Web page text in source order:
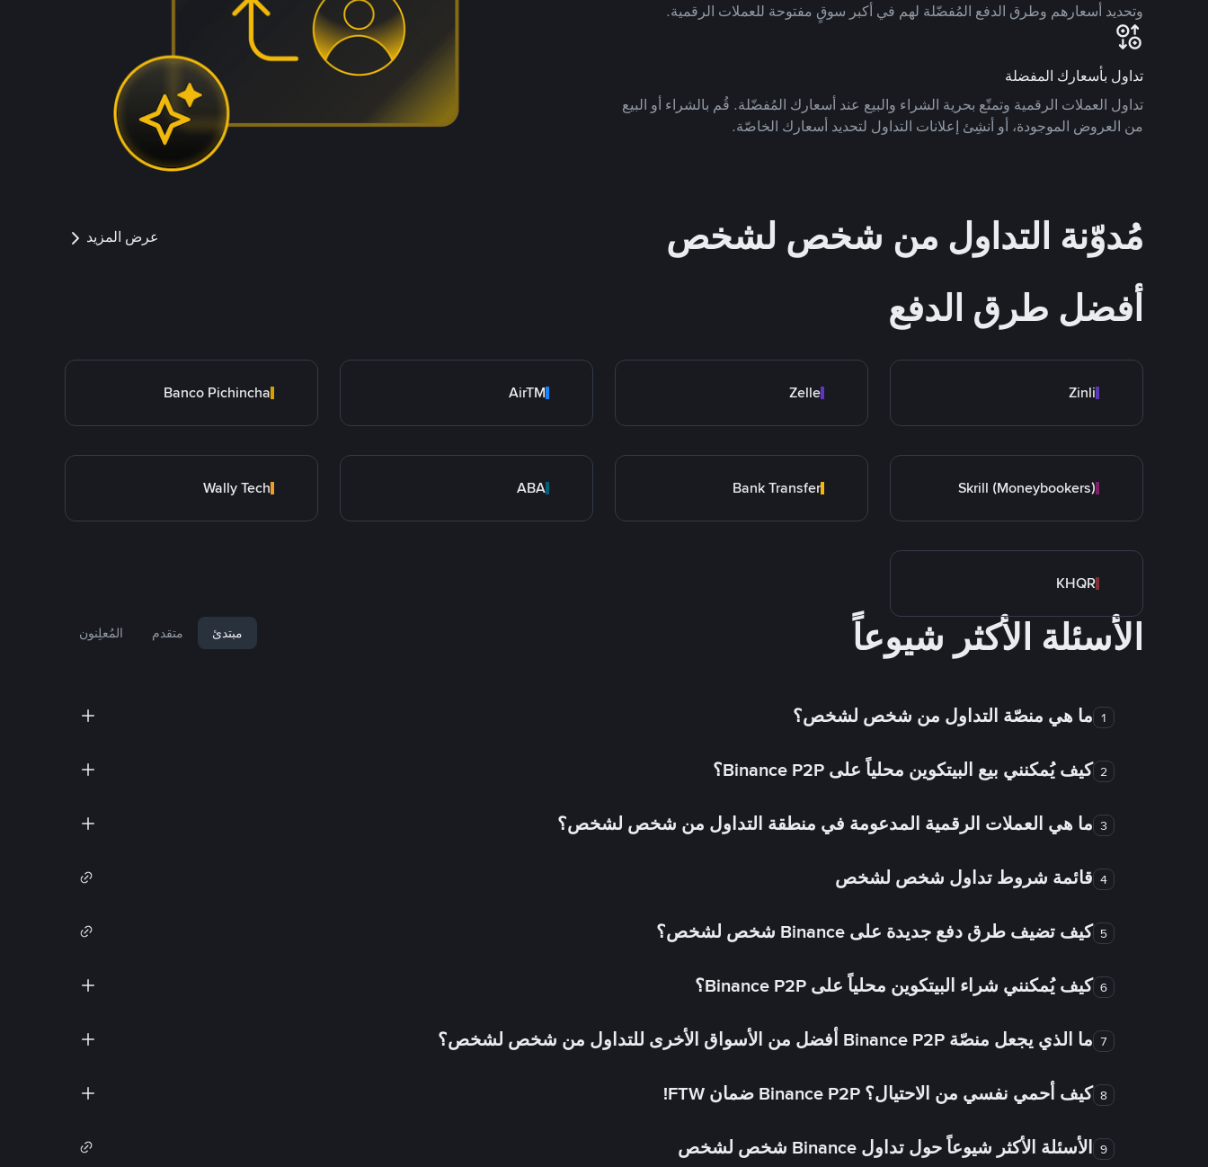
وتحديد أسعارهم وطرق الدفع المُفضّلة لهم في أكبر سوقٍ مفتوحة للعملات الرقمية.
تداول بأسعارك المفضلة
تداول العملات الرقمية وتمتّع بحرية الشراء والبيع عند أسعارك المُفضّلة. قُم بالشراء أو البيع
من العروض الموجودة، أو أنشِئ إعلانات التداول لتحديد أسعارك الخاصّة.
مُدوّنة التداول من شخص لشخص عرض المزيد
أفضل طرق الدفع
Zinli
Zelle
AirTM
Banco Pichincha
Skrill (Moneybookers)
Bank Transfer
ABA
Wally Tech
KHQR
الأسئلة الأكثر شيوعاً مبتدئ متقدم المُعلِنون
1 ما هي منصّة التداول من شخص لشخص؟
2 كيف يُمكنني بيع البيتكوين محلياً على Binance P2P؟
3 ما هي العملات الرقمية المدعومة في منطقة التداول من شخص لشخص؟
4 قائمة شروط تداول شخص لشخص
5 كيف تضيف طرق دفع جديدة على Binance شخص لشخص؟
6 كيف يُمكنني شراء البيتكوين محلياً على Binance P2P؟
7 ما الذي يجعل منصّة Binance P2P أفضل من الأسواق الأخرى للتداول من شخص لشخص؟
8 كيف أحمي نفسي من الاحتيال؟ Binance P2P ضمان FTW!
9 الأسئلة الأكثر شيوعاً حول تداول Binance شخص لشخص